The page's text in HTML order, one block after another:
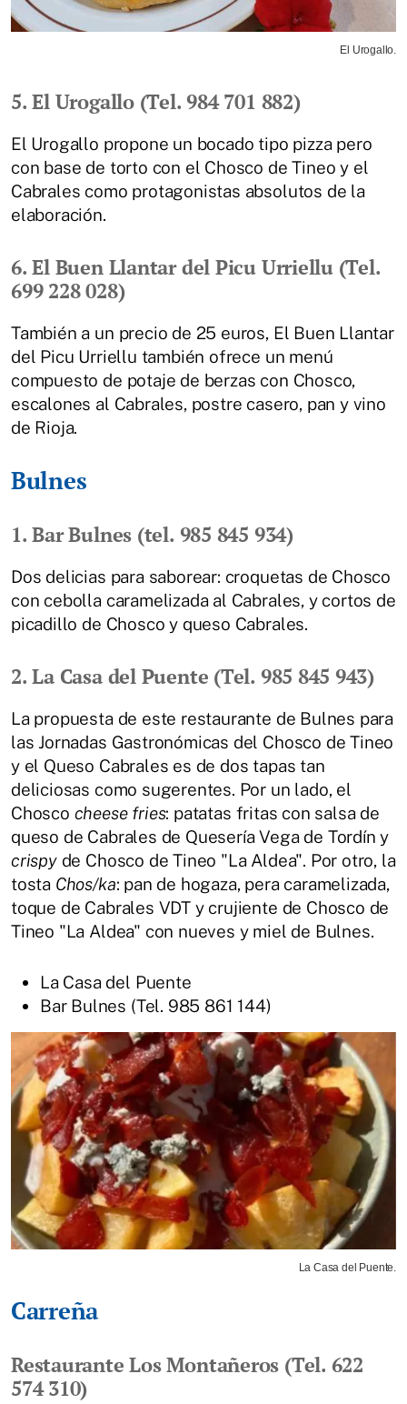
El Urogallo.
5. El Urogallo (Tel. 984 701 882)
El Urogallo propone un bocado tipo pizza pero
con base de torto con el Chosco de Tineo y el
Cabrales como protagonistas absolutos de la
elaboración.
6. El Buen Llantar del Picu Urriellu (Tel.
699 228 028)
También a un precio de 25 euros, El Buen Llantar
del Picu Urriellu también ofrece un menú
compuesto de potaje de berzas con Chosco,
escalones al Cabrales, postre casero, pan y vino
de Rioja.
Bulnes
1. Bar Bulnes (tel. 985 845 934)
Dos delicias para saborear: croquetas de Chosco
con cebolla caramelizada al Cabrales, y cortos de
picadillo de Chosco y queso Cabrales.
2. La Casa del Puente (Tel. 985 845 943)
La propuesta de este restaurante de Bulnes para
las Jornadas Gastronómicas del Chosco de Tineo
y el Queso Cabrales es de dos tapas tan
deliciosas como sugerentes. Por un lado, el
Chosco cheese fries: patatas fritas con salsa de
queso de Cabrales de Quesería Vega de Tordín y
crispy de Chosco de Tineo "La Aldea". Por otro, la
tosta Chos/ka: pan de hogaza, pera caramelizada,
toque de Cabrales VDT y crujiente de Chosco de
Tineo "La Aldea" con nueves y miel de Bulnes.
La Casa del Puente
Bar Bulnes (Tel. 985 861 144)
La Casa del Puente.
Carreña
Restaurante Los Montañeros (Tel. 622
574 310)